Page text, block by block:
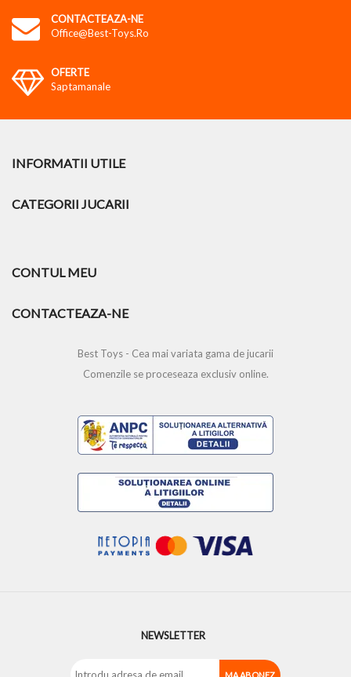
CONTACTEAZA-NE
Office@best-Toys.ro
OFERTE
Saptamanale
INFORMATII UTILE
CATEGORII JUCARII
CONTUL MEU
CONTACTEAZA-NE
Best Toys - Cea mai variata gama de jucarii
Comenzile se proceseaza exclusiv online.
NEWSLETTER